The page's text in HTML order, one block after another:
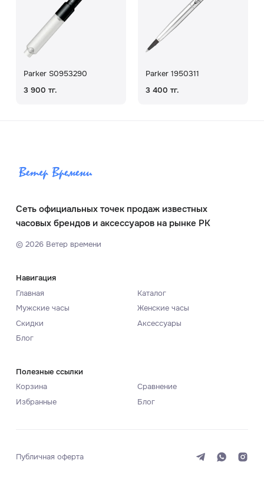
Parker S0953290
3 900 тг.
Parker 1950311
3 400 тг.
Сеть официальных точек продаж известных
часовых брендов и аксессуаров на рынке РК
© 2026Ветер времени
Навигация
Главная
Каталог
Мужские часы
Женские часы
Скидки
Аксессуары
Блог
Полезные ссылки
Корзина
Сравнение
Избранные
Блог
Публичная оферта Светлая